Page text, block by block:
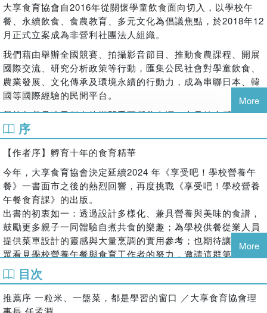
提案╳ 4個食育主題教學。
【最全面的¬_飲食生活知識】
從每一口食物中幫助孩子了解在地食材、節氣循環、海洋永
續、多元文化。
★★★繼《享受吧！學校營養午餐》，臺日韓百餘位學校營養
師×廚師×
奶爸型男主廚施捷夫★★★
＼ 再度聯手獻給孩子的營養午餐食譜／
☆ ☆ ☆ 臺灣第一本由臺日韓學校午餐從業人員設計的食育食
譜書籍 ☆ ☆ ☆
＼ 給爸媽們的最佳食育教養參考指南 ／
☆ ☆ ☆9個學校午餐與永續食育快問快答╳8種校園中常見的
食育活動提案╳
4個食育主題分享╳72道食譜 ☆ ☆ ☆
＼ 從每日飲食中提升生活知識與價值觀 ／
當全國熱烈提倡食育的重要性、各地紛紛舉辦食育活動之際，
您是否對食育存在一知半解――如何投入與參與 ﹖如何尋找有
食育教養從每天的餐桌上開始。
的意義」，學習營養均衡、生態保護、農業產銷、勞動權益、
大享食育協會自2016年從關懷學童飲食面向切入，以學校午
餐、永續飲食、食農教育、多元文化為倡議焦點，於2018年12
月正式立案成為非營利社團法人組織。
我們藉由舉辦全國競賽、拍攝影音節目、推動食農課程、開展
國際交流、研究分析政策等行動，匯集公民社會對學童飲食、
農業發展、文化傳承及環境永續的行動力，成為串聯日本、韓
國等國際經驗的民間平台。
學校午餐是孩子們在校期間重要營養來源，也是健康營養教
育、農業及文化傳承最自然而然的實踐機會。此刻，您我為食
育多付出的一份心力，將成為孩子未來身心靈健康幸福的契
機。
More
序
【作者序】孵育十年的食育精華
今年，大享食育協會決定延續2024 年《享受吧！學校營養午
餐》一書面市之後的熱烈回響，再度挑戰《享受吧！學校營養
午餐食育課》的出版。
出書的初衷如一：透過設計多樣化、兼具營養與美味的食譜，
鼓勵更多親子一同體驗自煮共食的樂趣；為學校供餐從業人員
提供菜單設計的靈感與大量烹調的實用參考；也期待讓社會大
眾看見學校營養午餐與食育工作者的努力，邀請這群第一線夥
伴走到聚光燈下，展現專業風采，彼此激勵成長。
《享受吧！學校營養午餐》出版至今，以打書為目的的媒體曝
光、廣播和podcast 訪問、學校社區分享等已經數不清楚了，
光是在全國各地舉辦的新書發表會就有十幾場，每一次都有許
More
目次
推薦序 一粒米、一盤菜，都是學習的窗口 ／大享食育協會理